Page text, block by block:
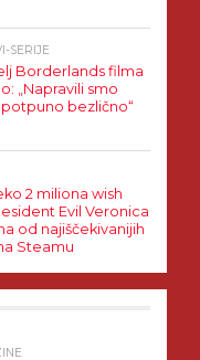
SERIJE
Borderlands filma
„Napravili smo
bezlično“
2 miliona wish
Evil Veronica
od najiščekivanijih
Steamu